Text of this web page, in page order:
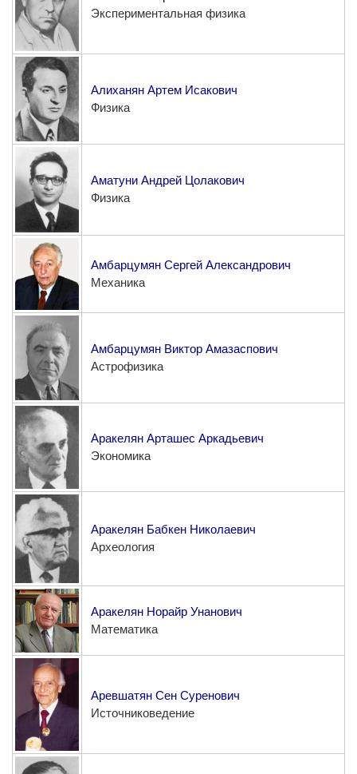
Экспериментальная физика
Алиханян Артем Исакович
Физика
Аматуни Андрей Цолакович
Физика
Амбарцумян Сергей Александрович
Механика
Амбарцумян Виктор Амазаспович
Астрофизика
Аракелян Арташес Аркадьевич
Экономика
Аракелян Бабкен Николаевич
Археология
Аракелян Норайр Унанович
Математика
Аревшатян Сен Суренович
Источниковедение